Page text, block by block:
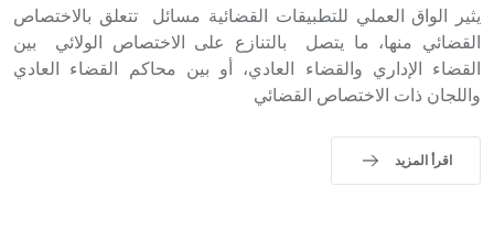
sign تكتب منفصلة غير متصلة، وتعتمد المبدأ الأكوروفوني،
حيث تقتصر القيمة الصوتية للعلامة الك
يثير الواق العملي للتطبيقات القضائية مسائل تتعلق بالاختصاص
القضائي منها، ما يتصل بالتنازع على الاختصاص الولائي بين
القضاء الإداري والقضاء العادي، أو بين محاكم القضاء العادي
واللجان ذات الاختصاص القضائي
اقرأ المزيد